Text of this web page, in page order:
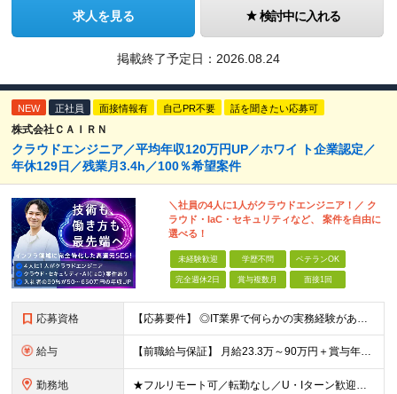
求人を見る 検討中に入れる
掲載終了予定日： 2026.08.24
NEW 正社員 面接情報有 自己PR不要 話を聞きたい応募可
株式会社ＣＡＩＲＮ
クラウドエンジニア／平均年収120万円UP／ホワイ ト企業認定／
年休129日／残業月3.4h／100％希望案件
＼社員の4人に1人がクラウドエンジニア！／ ク
ラウド・IaC・セキュリティなど、 案件を自由に
選べる！
未経験歓迎 学歴不問 ベテランOK
完全週休2日 賞与複数月 面接1回
応募資格 【応募要件】 ◎IT業界で何らかの実務経験がある方 └2～3ヶ月の実務経験のある方は歓迎します！ 例）PCキッティングやモバイル通信基地局の業務経験者など インフラエンジニアとして経験のある方は、
給与 【前職給与保証】 月給23.3万～90万円＋賞与年2回＋インセンティブ ★年収1000万円以上の実績あり！ ※上記月給には月20～30時間分（2万9,300円～21万7,900円）の固定残業代を含み
勤務地 ★フルリモート可／転勤なし／U・Iターン歓迎★ ◎勤務地は相談の上、ご自宅近くに調整します！ 【勤務地】 本社、または東京／埼玉／千葉／神奈川／愛知／仙台のクライアント先 ◎完全在宅（フルリモート）